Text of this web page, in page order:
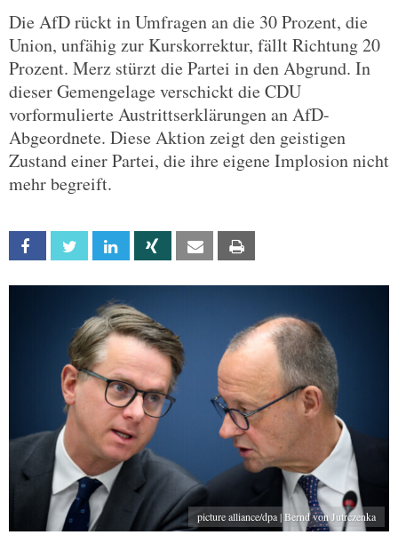
Die AfD rückt in Umfragen an die 30 Prozent, die
Union, unfähig zur Kurskorrektur, fällt Richtung 20
Prozent. Merz stürzt die Partei in den Abgrund. In
dieser Gemengelage verschickt die CDU
vorformulierte Austrittserklärungen an AfD-
Abgeordnete. Diese Aktion zeigt den geistigen
Zustand einer Partei, die ihre eigene Implosion nicht
mehr begreift.
Facebook Twitter Linkedin Xing Email
picture alliance/dpa | Bernd von Jutrczenka